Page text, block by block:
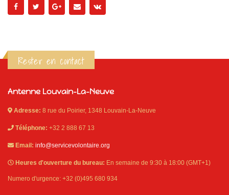
Rester en contact
Antenne Louvain-La-Neuve
Adresse: 8 rue du Poirier, 1348 Louvain-La-Neuve
Téléphone: +32 2 888 67 13
Email: info@servicevolontaire.org
Heures d'ouverture du bureau: En semaine de 9:30 à 18:00 (GMT+1)
Numero d'urgence: +32 (0)495 680 934